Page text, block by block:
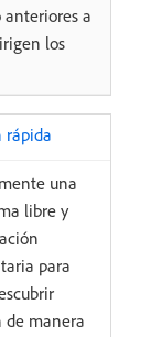
anteriores a
los
rápida
una
libre y
para
de manera